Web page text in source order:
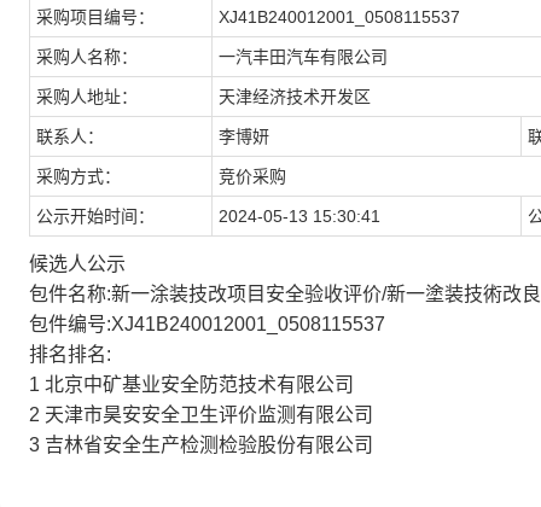
采购项目编号： XJ41B240012001_0508115537
采购人名称： 一汽丰田汽车有限公司
采购人地址： 天津经济技术开发区
联系人： 李博妍
采购方式： 竞价采购
公示开始时间： 2024-05-13 15:30:41
候选人公示
包件名称:新一涂装技改项目安全验收评价/新一塗装技術改
包件编号:XJ41B240012001_0508115537
排名排名:
1 北京中矿基业安全防范技术有限公司
2 天津市昊安安全卫生评价监测有限公司
3 吉林省安全生产检测检验股份有限公司